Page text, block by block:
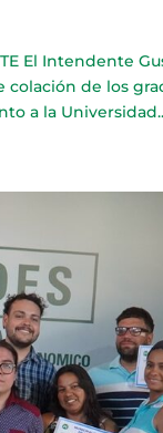
El Intendente
de los
a la